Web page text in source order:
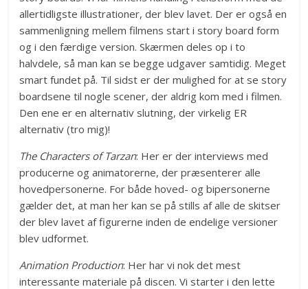
allertidligste illustrationer, der blev lavet. Der er også en
sammenligning mellem filmens start i story board form
og i den færdige version. Skærmen deles op i to
halvdele, så man kan se begge udgaver samtidig. Meget
smart fundet på. Til sidst er der mulighed for at se story
boardsene til nogle scener, der aldrig kom med i filmen.
Den ene er en alternativ slutning, der virkelig ER
alternativ (tro mig)!
The Characters of Tarzan: Her er der interviews med
producerne og animatorerne, der præsenterer alle
hovedpersonerne. For både hoved- og bipersonerne
gælder det, at man her kan se på stills af alle de skitser
der blev lavet af figurerne inden de endelige versioner
blev udformet.
Animation Production: Her har vi nok det mest
interessante materiale på discen. Vi starter i den lette